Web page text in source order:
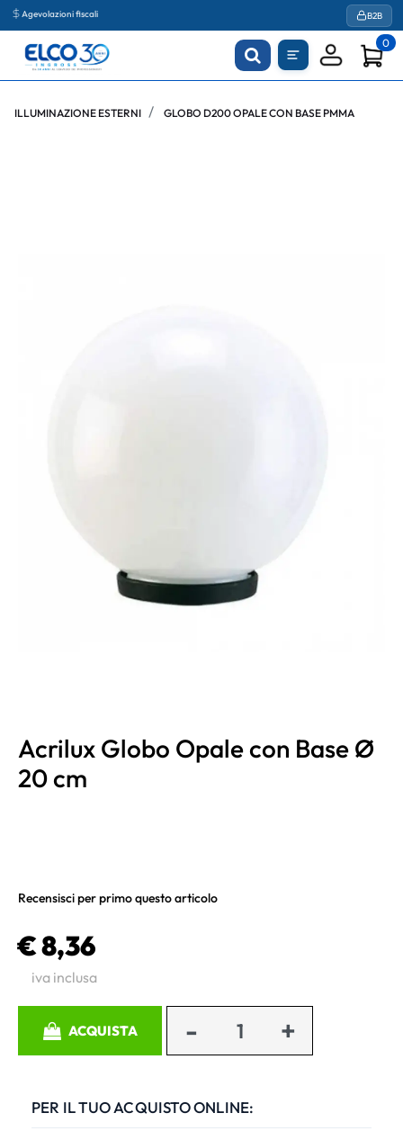
Agevolazioni fiscali B2B
0
ILLUMINAZIONE ESTERNI GLOBO D200 OPALE CON BASE PMMA
Acrilux Globo Opale con Base Ø
20 cm
Recensisci per primo questo articolo
€ 8,36
iva inclusa
ACQUISTA
PER IL TUO ACQUISTO ONLINE: